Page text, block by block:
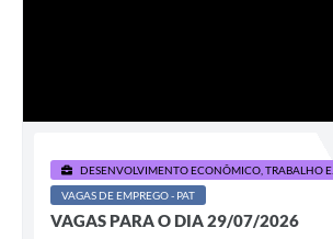
DESENVOLVIMENTO ECONÔMICO, TRABALHO E...
VAGAS DE EMPREGO - PAT
VAGAS PARA O DIA 29/07/2026